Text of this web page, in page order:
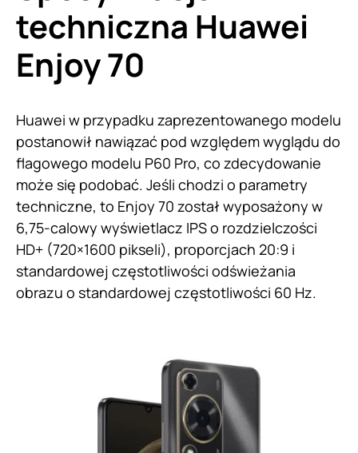
techniczna Huawei
Enjoy 70
Huawei w przypadku zaprezentowanego modelu
postanowił nawiązać pod względem wyglądu do
flagowego modelu P60 Pro, co zdecydowanie
może się podobać. Jeśli chodzi o parametry
techniczne, to Enjoy 70 został wyposażony w
6,75-calowy wyświetlacz IPS o rozdzielczości
HD+ (720×1600 pikseli), proporcjach 20:9 i
standardowej częstotliwości odświeżania
obrazu o standardowej częstotliwości 60 Hz.